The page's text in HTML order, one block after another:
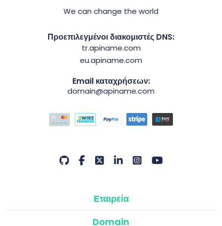
We can change the world
Προεπιλεγμένοι διακομιστές DNS:
tr.apiname.com
eu.apiname.com
Email καταχρήσεων:
domain@apiname.com
Εταιρεία
Domain